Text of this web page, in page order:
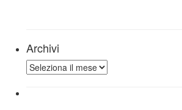
Archivi
Archivi